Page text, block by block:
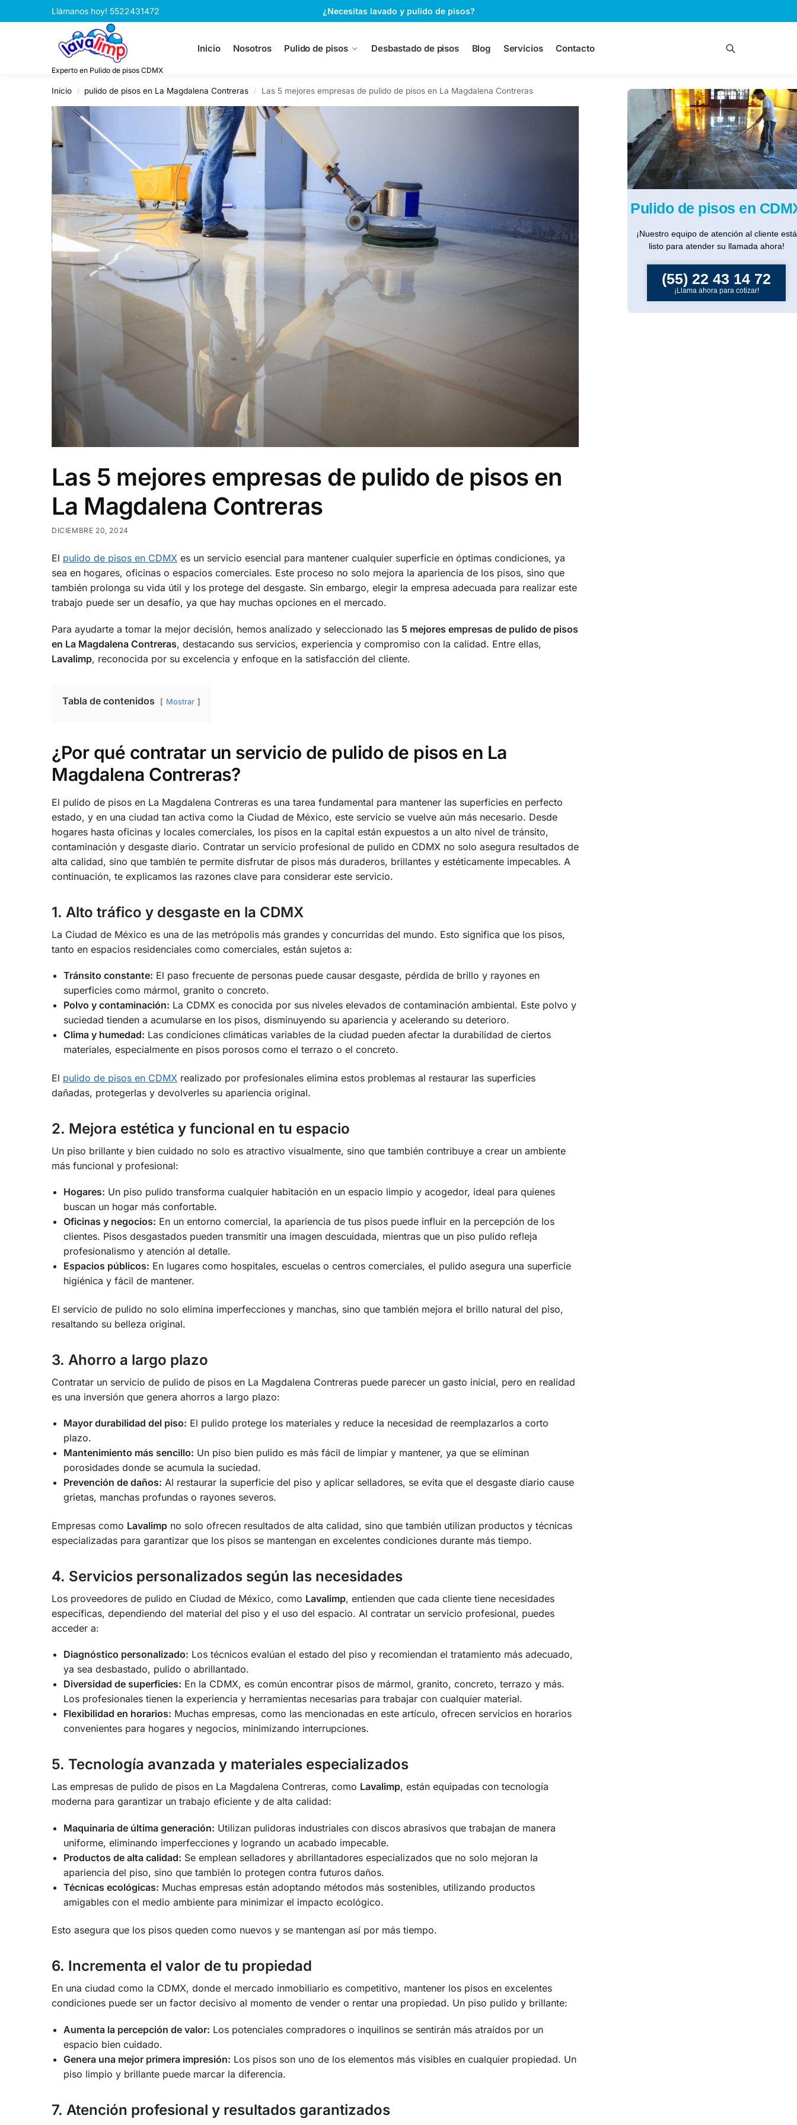
Llámanos hoy! 5522431472 ¿Necesitas lavado y pulido de pisos?
Experto en Pulido de pisos CDMX
Inicio Nosotros Pulido de pisos Desbastado de pisos Blog Servicios Contacto
Inicio / pulido de pisos en La Magdalena Contreras / Las 5 mejores empresas de pulido de pisos en La Magdalena Contreras
Las 5 mejores empresas de pulido de pisos en
La Magdalena Contreras
DICIEMBRE 20, 2024
El pulido de pisos en CDMX es un servicio esencial para mantener cualquier superficie en óptimas condiciones, ya
sea en hogares, oficinas o espacios comerciales. Este proceso no solo mejora la apariencia de los pisos, sino que
también prolonga su vida útil y los protege del desgaste. Sin embargo, elegir la empresa adecuada para realizar este
trabajo puede ser un desafío, ya que hay muchas opciones en el mercado.
Para ayudarte a tomar la mejor decisión, hemos analizado y seleccionado las 5 mejores empresas de pulido de pisos
en La Magdalena Contreras, destacando sus servicios, experiencia y compromiso con la calidad. Entre ellas,
Lavalimp, reconocida por su excelencia y enfoque en la satisfacción del cliente.
Tabla de contenidos Mostrar
¿Por qué contratar un servicio de pulido de pisos en La
Magdalena Contreras?
El pulido de pisos en La Magdalena Contreras es una tarea fundamental para mantener las superficies en perfecto
estado, y en una ciudad tan activa como la Ciudad de México, este servicio se vuelve aún más necesario. Desde
hogares hasta oficinas y locales comerciales, los pisos en la capital están expuestos a un alto nivel de tránsito,
contaminación y desgaste diario. Contratar un servicio profesional de pulido en CDMX no solo asegura resultados de
alta calidad, sino que también te permite disfrutar de pisos más duraderos, brillantes y estéticamente impecables. A
continuación, te explicamos las razones clave para considerar este servicio.
1. Alto tráfico y desgaste en la CDMX
La Ciudad de México es una de las metrópolis más grandes y concurridas del mundo. Esto significa que los pisos,
tanto en espacios residenciales como comerciales, están sujetos a:
Tránsito constante: El paso frecuente de personas puede causar desgaste, pérdida de brillo y rayones en
superficies como mármol, granito o concreto.
Polvo y contaminación: La CDMX es conocida por sus niveles elevados de contaminación ambiental. Este polvo y
suciedad tienden a acumularse en los pisos, disminuyendo su apariencia y acelerando su deterioro.
Clima y humedad: Las condiciones climáticas variables de la ciudad pueden afectar la durabilidad de ciertos
materiales, especialmente en pisos porosos como el terrazo o el concreto.
El pulido de pisos en CDMX realizado por profesionales elimina estos problemas al restaurar las superficies
dañadas, protegerlas y devolverles su apariencia original.
2. Mejora estética y funcional en tu espacio
Un piso brillante y bien cuidado no solo es atractivo visualmente, sino que también contribuye a crear un ambiente
más funcional y profesional:
Hogares: Un piso pulido transforma cualquier habitación en un espacio limpio y acogedor, ideal para quienes
buscan un hogar más confortable.
Oficinas y negocios: En un entorno comercial, la apariencia de tus pisos puede influir en la percepción de los
clientes. Pisos desgastados pueden transmitir una imagen descuidada, mientras que un piso pulido refleja
profesionalismo y atención al detalle.
Espacios públicos: En lugares como hospitales, escuelas o centros comerciales, el pulido asegura una superficie
higiénica y fácil de mantener.
El servicio de pulido no solo elimina imperfecciones y manchas, sino que también mejora el brillo natural del piso,
resaltando su belleza original.
3. Ahorro a largo plazo
Contratar un servicio de pulido de pisos en La Magdalena Contreras puede parecer un gasto inicial, pero en realidad
es una inversión que genera ahorros a largo plazo:
Mayor durabilidad del piso: El pulido protege los materiales y reduce la necesidad de reemplazarlos a corto
plazo.
Mantenimiento más sencillo: Un piso bien pulido es más fácil de limpiar y mantener, ya que se eliminan
porosidades donde se acumula la suciedad.
Prevención de daños: Al restaurar la superficie del piso y aplicar selladores, se evita que el desgaste diario cause
grietas, manchas profundas o rayones severos.
Empresas como Lavalimp no solo ofrecen resultados de alta calidad, sino que también utilizan productos y técnicas
especializadas para garantizar que los pisos se mantengan en excelentes condiciones durante más tiempo.
4. Servicios personalizados según las necesidades
Los proveedores de pulido en Ciudad de México, como Lavalimp, entienden que cada cliente tiene necesidades
específicas, dependiendo del material del piso y el uso del espacio. Al contratar un servicio profesional, puedes
acceder a:
Diagnóstico personalizado: Los técnicos evalúan el estado del piso y recomiendan el tratamiento más adecuado,
ya sea desbastado, pulido o abrillantado.
Diversidad de superficies: En la CDMX, es común encontrar pisos de mármol, granito, concreto, terrazo y más.
Los profesionales tienen la experiencia y herramientas necesarias para trabajar con cualquier material.
Flexibilidad en horarios: Muchas empresas, como las mencionadas en este artículo, ofrecen servicios en horarios
convenientes para hogares y negocios, minimizando interrupciones.
5. Tecnología avanzada y materiales especializados
Las empresas de pulido de pisos en La Magdalena Contreras, como Lavalimp, están equipadas con tecnología
moderna para garantizar un trabajo eficiente y de alta calidad:
Maquinaria de última generación: Utilizan pulidoras industriales con discos abrasivos que trabajan de manera
uniforme, eliminando imperfecciones y logrando un acabado impecable.
Productos de alta calidad: Se emplean selladores y abrillantadores especializados que no solo mejoran la
apariencia del piso, sino que también lo protegen contra futuros daños.
Técnicas ecológicas: Muchas empresas están adoptando métodos más sostenibles, utilizando productos
amigables con el medio ambiente para minimizar el impacto ecológico.
Esto asegura que los pisos queden como nuevos y se mantengan así por más tiempo.
6. Incrementa el valor de tu propiedad
En una ciudad como la CDMX, donde el mercado inmobiliario es competitivo, mantener los pisos en excelentes
condiciones puede ser un factor decisivo al momento de vender o rentar una propiedad. Un piso pulido y brillante:
Aumenta la percepción de valor: Los potenciales compradores o inquilinos se sentirán más atraídos por un
espacio bien cuidado.
Genera una mejor primera impresión: Los pisos son uno de los elementos más visibles en cualquier propiedad. Un
piso limpio y brillante puede marcar la diferencia.
7. Atención profesional y resultados garantizados
Pulido de pisos en
¡Nuestro equipo de atención al cliente está
listo para atender su llamada ahora!
(55) 22 43 14 72
¡Llama ahora para cotizar!